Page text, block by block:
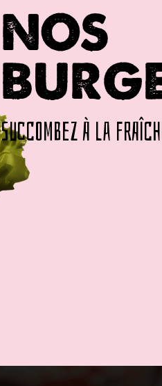
NOS
Succombez à la